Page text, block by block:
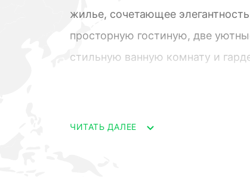
жилье, сочетающее
просторную гостиную, две
стильную ванную комнату и
множество привилегий, таких
ЧИТАТЬ ДАЛЕЕ